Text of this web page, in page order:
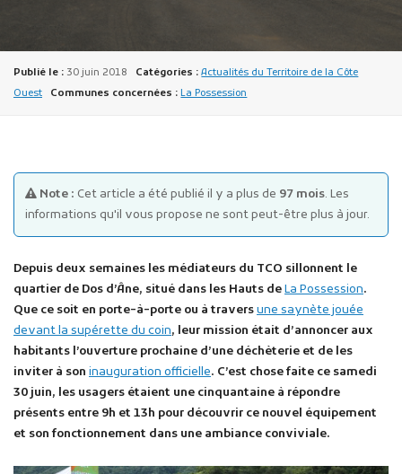
Marchés publics
Projets financés par l'Europe
Plans d'accès
Publié le : 30 juin 2018 Catégories : Actualités du Territoire de la Côte
Ouest
Communes concernées : La Possession
Note : Cet article a été publié il y a plus de 97 mois. Les
informations qu'il vous propose ne sont peut-être plus à jour.
Depuis deux semaines les médiateurs du TCO sillonnent le
quartier de Dos d’Âne, situé dans les Hauts deLa Possession.
Que ce soit en porte-à-porte ou à traversune saynète jouée
devant la supérette du coin, leur mission était d’annoncer aux
habitants l’ouverture prochaine d’une déchèterie et de les
inviter à son inauguration officielle. C’est chose faite ce samedi
30 juin, les usagers étaient une cinquantaine à répondre
présents entre 9h et 13h pour découvrir ce nouvel équipement
et son fonctionnement dans une ambiance conviviale.